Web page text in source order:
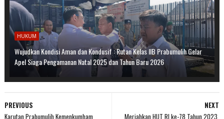
HUKUM
Wujudkan Kondisi Aman dan Kondusif : Rutan Kelas IIB Prabumulih Gelar
Apel Siaga Pengamanan Natal 2025 dan Tahun Baru 2026
NEXT
Meriahkan HUT RI ke-78 Tahun 2023,
PREVIOUS
Karutan Prabumulih Kemenkumham